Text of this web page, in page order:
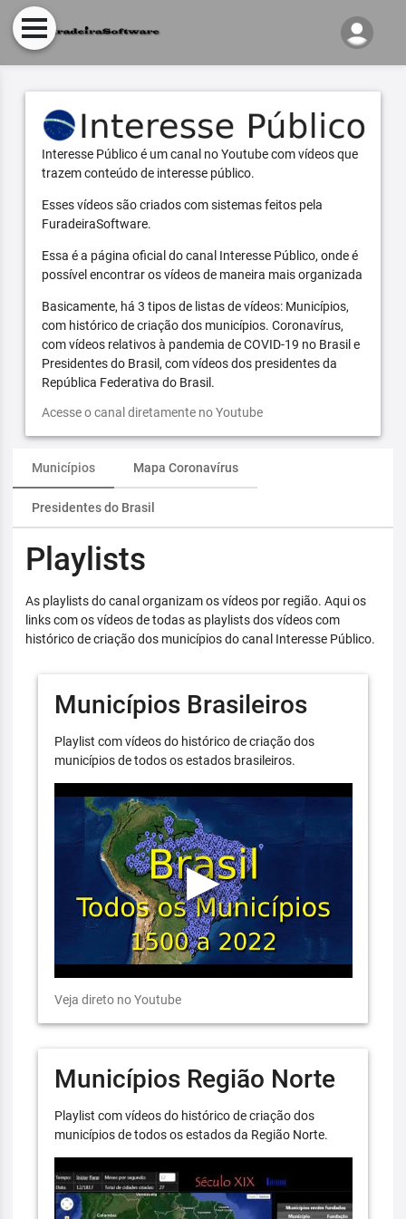
Interesse Público é um canal no Youtube com vídeos que
trazem conteúdo de interesse público.
Esses vídeos são criados com sistemas feitos pela
FuradeiraSoftware.
Essa é a página oficial do canal Interesse Público, onde é
possível encontrar os vídeos de maneira mais organizada
Basicamente, há 3 tipos de listas de vídeos: Municípios,
com histórico de criação dos municípios. Coronavírus,
com vídeos relativos à pandemia de COVID-19 no Brasil e
Presidentes do Brasil, com vídeos dos presidentes da
República Federativa do Brasil.
Acesse o canal diretamente no Youtube
Municípios Mapa Coronavírus
Presidentes do Brasil
Playlists
As playlists do canal organizam os vídeos por região. Aqui os
links com os vídeos de todas as playlists dos vídeos com
histórico de criação dos municípios do canal Interesse Público.
Municípios Brasileiros
Playlist com vídeos do histórico de criação dos
municípios de todos os estados brasileiros.
Veja direto no Youtube
Municípios Região Norte
Playlist com vídeos do histórico de criação dos
municípios de todos os estados da Região Norte.